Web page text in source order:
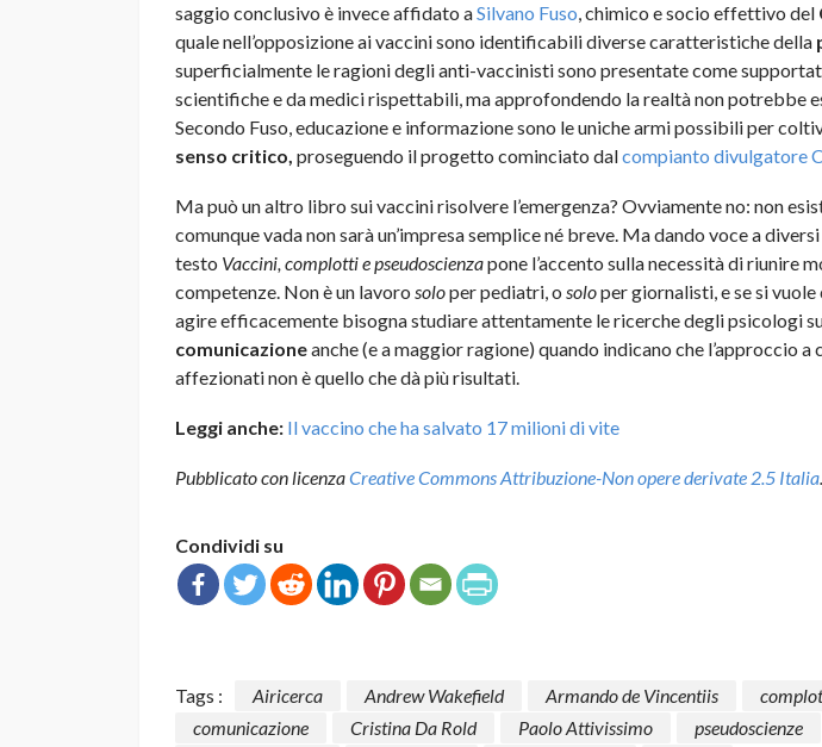
saggio conclusivo è invece affidato aSilvano Fuso, chimico e socio effettivo del
quale nell’opposizione ai vaccini sono identificabili diverse caratteristiche della
superficialmente le ragioni degli anti-vaccinisti sono presentate come
scientifiche e da medici rispettabili, ma approfondendo la realtà non potrebbe
Secondo Fuso, educazione e informazione sono le uniche armi possibili per
senso critico, proseguendo il progetto cominciato dalcompianto divulgatore
Ma può un altro libro sui vaccini risolvere l’emergenza? Ovviamente no: non
comunque vada non sarà un’impresa semplice né breve. Ma dando voce a
testo Vaccini, complotti e pseudoscienzapone l’accento sulla necessità di riunire
competenze. Non è un lavoro soloper pediatri, o soloper giornalisti, e se si
agire efficacemente bisogna studiare attentamente le ricerche degli psicologi
comunicazioneanche (e a maggior ragione) quando indicano che l’approccio a
affezionati non è quello che dà più risultati.
Leggi anche: Il vaccino che ha salvato 17 milioni di vite
Pubblicato con licenzaCreative Commons Attribuzione-Non opere derivate 2.5 Italia.
Condividi su
Tags : Airicerca Andrew Wakefield Armando de Vincentiis
comunicazione
Cristina Da Rold Paolo Attivissimo
pseudoscienze